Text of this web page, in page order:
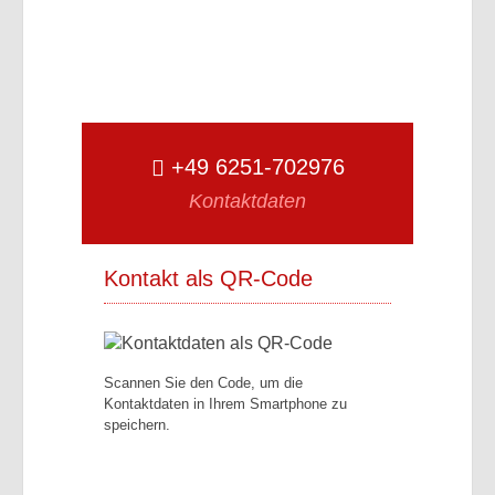
+49 6251-702976
Kontaktdaten
Kontakt als QR-Code
Scannen Sie den Code, um die
Kontaktdaten in Ihrem Smartphone zu
speichern.